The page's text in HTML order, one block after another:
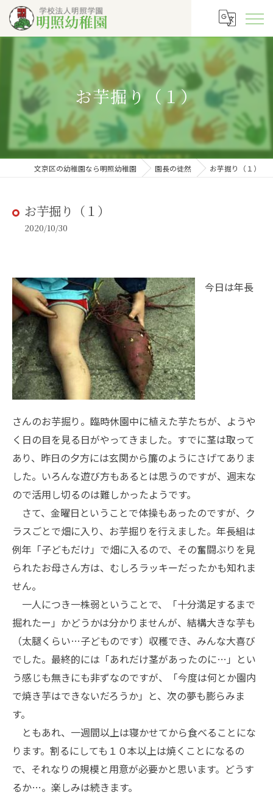
お芋掘り（１）
文京区の幼稚園なら明照幼稚園 園長の徒然 お芋掘り（１）
お芋掘り（１）
2020/10/30
今日は年長
さんのお芋掘り。臨時休園中に植えた芋たちが、ようや
く日の目を見る日がやってきました。すでに茎は取って
あり、昨日の夕方には玄関から簾のようにさげてありま
した。いろんな遊び方もあるとは思うのですが、週末な
ので活用し切るのは難しかったようです。
さて、金曜日ということで体操もあったのですが、ク
ラスごとで畑に入り、お芋掘りを行えました。年長組は
例年「子どもだけ」で畑に入るので、その奮闘ぶりを見
られたお母さん方は、むしろラッキーだったかも知れま
せん。
一人につき一株弱ということで、「十分満足するまで
掘れたー」かどうかは分かりませんが、結構大きな芋も
（太腿くらい…子どものです）収穫でき、みんな大喜び
でした。最終的には「あれだけ茎があったのに…」とい
う感じも無きにも非ずなのですが、「今度は何とか園内
で焼き芋はできないだろうか」と、次の夢も膨らみま
す。
ともあれ、一週間以上は寝かせてから食べることにな
ります。割るにしても１０本以上は焼くことになるの
で、それなりの規模と用意が必要かと思います。どうす
るか…。楽しみは続きます。